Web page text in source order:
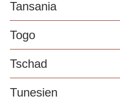
Tansania
Togo
Tschad
Tunesien